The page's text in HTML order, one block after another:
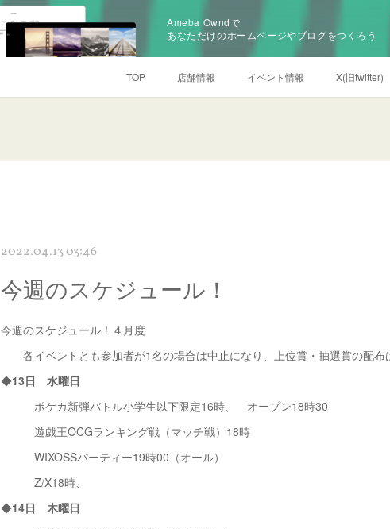
Ameba Owndで
あなただけのホームページやブログをつくろう
TOP 店舗情報 イベント情報 X(旧twitter)
2022.04.13 03:46
今週のスケジュール！
今週のスケジュール！４月度
各イベントとも参加者が1名の場合は中止になり、上位賞・抽選賞の配
◆13日 水曜日
ポケカ新弾バトル小学生以下限定16時、 オープン18時30
遊戯王OCGランキング戦（マッチ戦）18時
WIXOSSパーティー19時00（オール）
Z/X18時、
◆14日 木曜日